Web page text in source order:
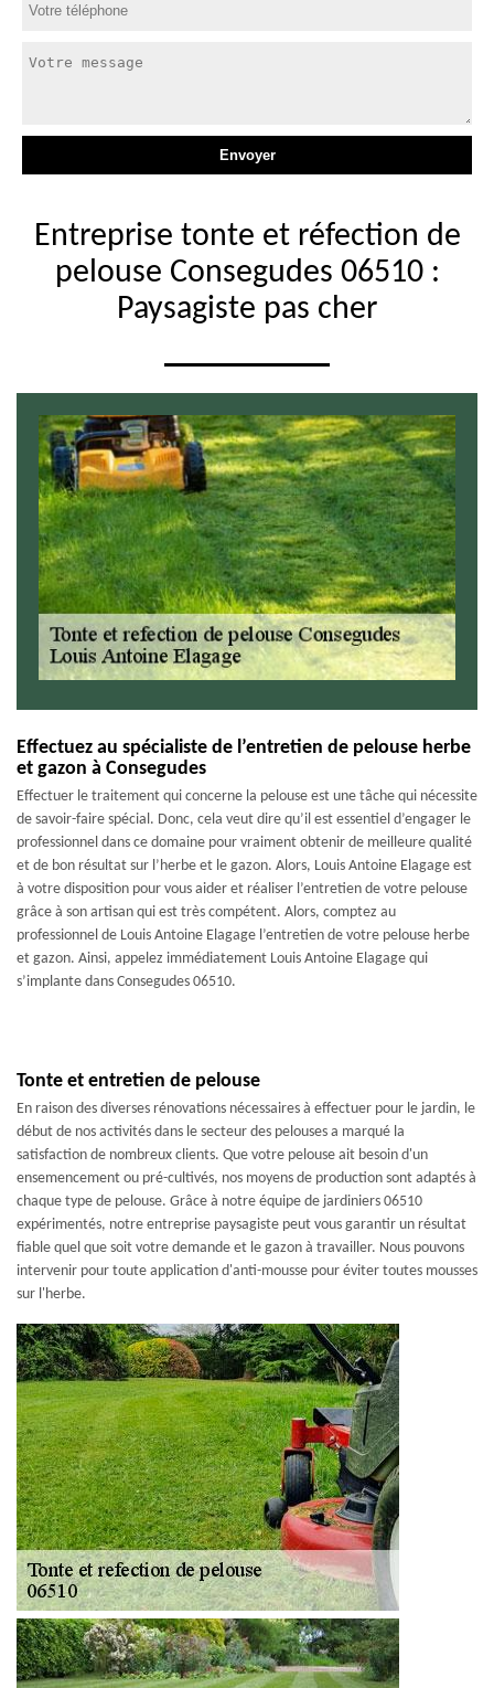
Entreprise tonte et réfection de
pelouse Consegudes 06510 :
Paysagiste pas cher
Effectuez au spécialiste de l’entretien de pelouse herbe
et gazon à Consegudes
Effectuer le traitement qui concerne la pelouse est une tâche qui nécessite
de savoir-faire spécial. Donc, cela veut dire qu’il est essentiel d’engager le
professionnel dans ce domaine pour vraiment obtenir de meilleure qualité
et de bon résultat sur l’herbe et le gazon. Alors, Louis Antoine Elagage est
à votre disposition pour vous aider et réaliser l’entretien de votre pelouse
grâce à son artisan qui est très compétent. Alors, comptez au
professionnel de Louis Antoine Elagage l’entretien de votre pelouse herbe
et gazon. Ainsi, appelez immédiatement Louis Antoine Elagage qui
s’implante dans Consegudes 06510.
Tonte et entretien de pelouse
En raison des diverses rénovations nécessaires à effectuer pour le jardin, le
début de nos activités dans le secteur des pelouses a marqué la
satisfaction de nombreux clients. Que votre pelouse ait besoin d'un
ensemencement ou pré-cultivés, nos moyens de production sont adaptés à
chaque type de pelouse. Grâce à notre équipe de jardiniers 06510
expérimentés, notre entreprise paysagiste peut vous garantir un résultat
fiable quel que soit votre demande et le gazon à travailler. Nous pouvons
intervenir pour toute application d'anti-mousse pour éviter toutes mousses
sur l'herbe.